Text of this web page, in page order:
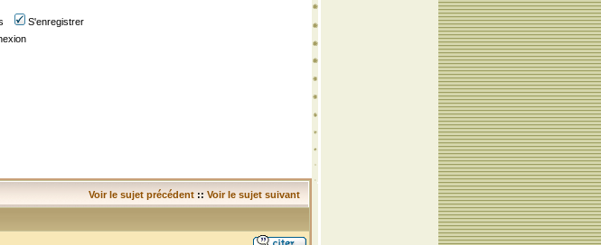
S'enregistrer
Voir le sujet précédent :: Voir le sujet suivant